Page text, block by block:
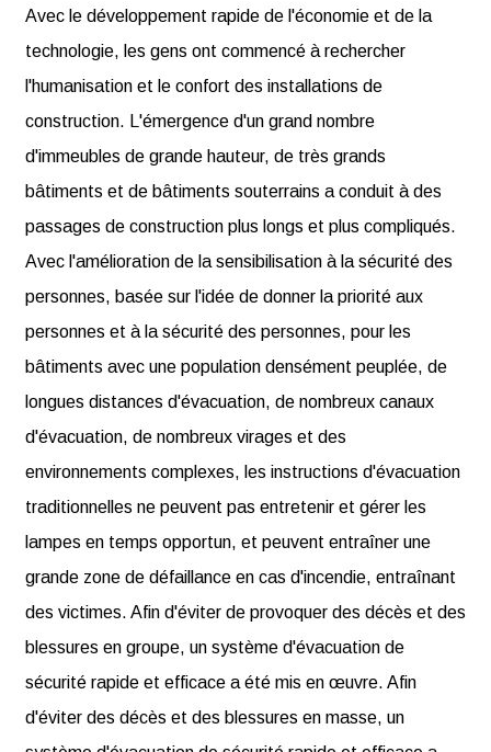
Avec le développement rapide de l'économie et de la
technologie, les gens ont commencé à rechercher
l'humanisation et le confort des installations de
construction. L'émergence d'un grand nombre
d'immeubles de grande hauteur, de très grands
bâtiments et de bâtiments souterrains a conduit à des
passages de construction plus longs et plus compliqués.
Avec l'amélioration de la sensibilisation à la sécurité des
personnes, basée sur l'idée de donner la priorité aux
personnes et à la sécurité des personnes, pour les
bâtiments avec une population densément peuplée, de
longues distances d'évacuation, de nombreux canaux
d'évacuation, de nombreux virages et des
environnements complexes, les instructions d'évacuation
traditionnelles ne peuvent pas entretenir et gérer les
lampes en temps opportun, et peuvent entraîner une
grande zone de défaillance en cas d'incendie, entraînant
des victimes. Afin d'éviter de provoquer des décès et des
blessures en groupe, un système d'évacuation de
sécurité rapide et efficace a été mis en œuvre. Afin
d'éviter des décès et des blessures en masse, un